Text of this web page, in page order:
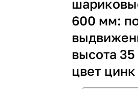
600 мм:
высота
цвет цинк